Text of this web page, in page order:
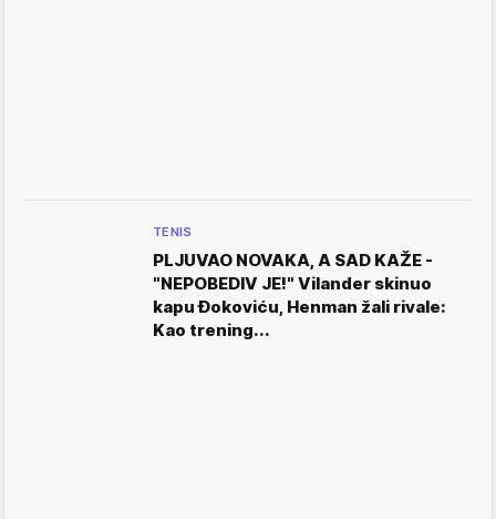
TENIS
PLJUVAO NOVAKA, A SAD KAŽE -
"NEPOBEDIV JE!" Vilander skinuo
kapu Đokoviću, Henman žali rivale:
Kao trening...